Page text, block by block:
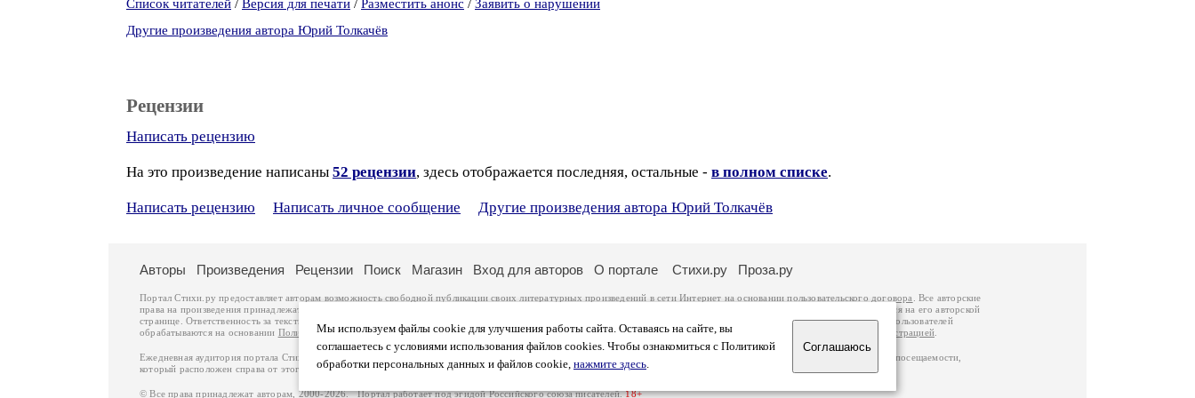
Список читателей / Версия для печати / Разместить анонс / Заявить о нарушении
Другие произведения автора Юрий Толкачёв
Рецензии
Написать рецензию
На это произведение написаны 52 рецензии, здесь отображается последняя, остальные - в полном списке.
Написать рецензию Написать личное сообщение Другие произведения автора Юрий Толкачёв
Мы используем файлы cookie для улучшения работы сайта. Оставаясь на сайте, вы
соглашаетесь с условиями использования файлов cookies. Чтобы ознакомиться с Политикой
обработки персональных данных и файлов cookie, нажмите здесь.
Соглашаюсь
Авторы Произведения Рецензии Поиск Магазин Вход для авторов О портале Стихи.ру Проза.ру
Портал Стихи.ру предоставляет авторам возможность свободной публикации своих литературных произведений в сети Интернет на основаниипользовательского договора
. Все авторские
права на произведения принадлежат авторам и охраняются
. Перепечатка произведений возможна только с согласия его автора, к которому вы можете обратиться на его авторской
странице. Ответственность за тексты произведений авторы несут самостоятельно на основании
законодательства Российской Федерации. Данные пользователей
обрабатываются на основании Политики обработки персональных данных. Вы также можете посмотреть более подробнуюинформацию о портале связаться с администрацией
Ежедневная аудитория портала Стихи.ру – порядка 200 тысяч посетителей, которые в общей сумме просматривают более двух миллионов страниц по данным счетчика посещаемости,
который расположен справа от этого текста. В каждой графе указано по две цифры: количество просмотров и количество посетителей.
© Все права принадлежат авторам, 2000-2026. Портал работает под эгидойРоссийского союза писателей.18+